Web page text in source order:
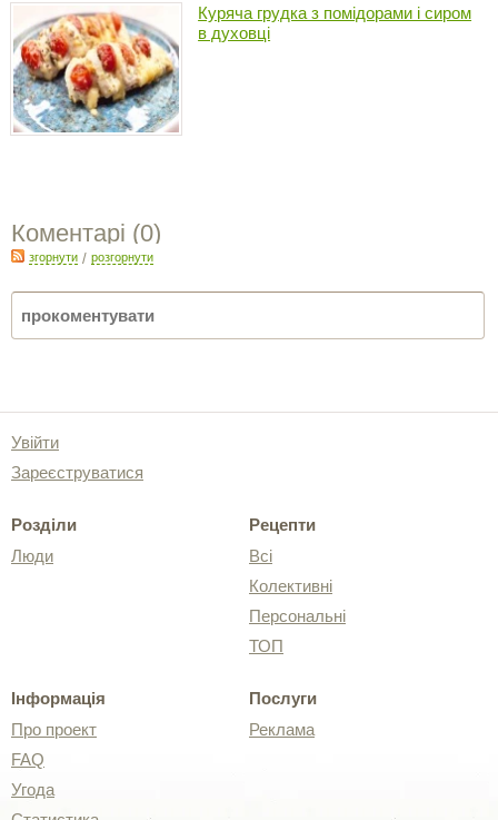
Куряча грудка з помідорами і сиром
в духовці
Коментарі (0)
згорнути / розгорнути
Увійти
Зареєструватися
Розділи
Люди
Рецепти
Всі
Колективні
Персональні
ТОП
Інформація
Про проект
FAQ
Угода
Послуги
Реклама